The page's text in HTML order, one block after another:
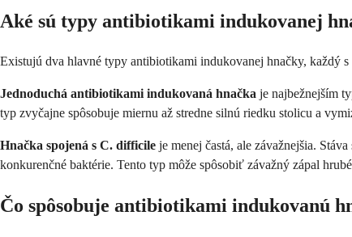
Aké sú typy antibiotikami indukovanej
Existujú dva hlavné typy antibiotikami indukovanej hnačky, každý
Jednoduchá antibiotikami indukovaná hnačka je najbežnejším
typ zvyčajne spôsobuje miernu až stredne silnú riedku stolicu a
Hnačka spojená s C. difficile je menej častá, ale závažnejšia.
konkurenčné baktérie. Tento typ môže spôsobiť závažný zápal
Čo spôsobuje antibiotikami indukovanú